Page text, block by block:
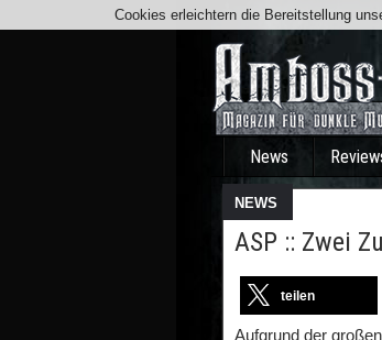
News
NEWS
ASP :: Zwei
teilen
Aufgrund der
Cookies erleichtern die Bereitstellung